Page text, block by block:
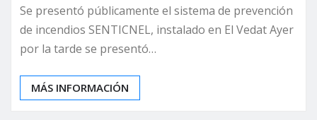
Se presentó públicamente el sistema de prevención
de incendios SENTICNEL, instalado en El Vedat Ayer
por la tarde se presentó…
MÁS INFORMACIÓN